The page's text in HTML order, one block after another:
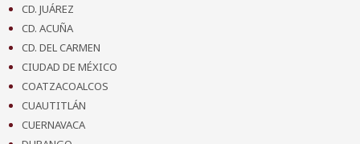
CD. JUÁREZ
CD. ACUÑA
CD. DEL CARMEN
CIUDAD DE MÉXICO
COATZACOALCOS
CUAUTITLÁN
CUERNAVACA